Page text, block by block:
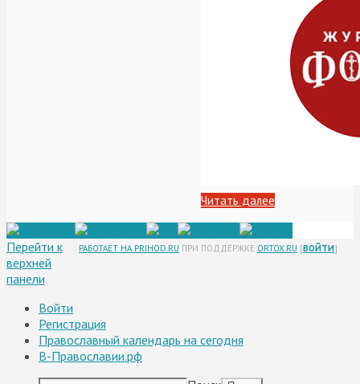
Читать далее
РАБОТАЕТ НА PRIHOD.RU ПРИ ПОДДЕРЖКЕ ORTOX.RU [ВОЙТИ]
Перейти к
верхней
панели
Войти
Регистрация
Православный календарь на сегодня
В-Православии.рф